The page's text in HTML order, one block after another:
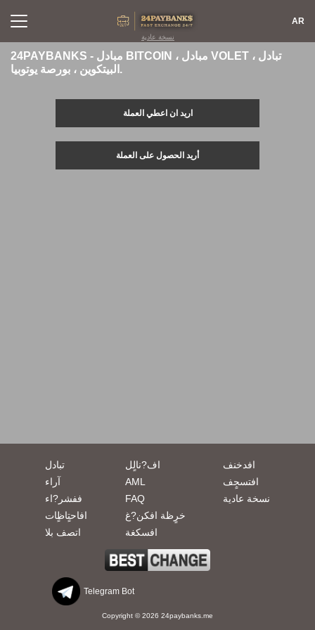
ففشر?اء
آراء
اف?نالٍل
FAQ
نسخة عادية
AR
24PAYBANKS - مبادل BITCOIN ، مبادل VOLET ، تبادل
البيتكوين ، بورصة يوتوبيا.
اريد ان اعطي العملة
أريد الحصول على العملة
Telegram Bot
Copyright © 2026 24paybanks.me
تبادل
آراء
ففشر?اء
افاحتٍاظٍات
اتصف بلا
اف?نالٍل
AML
FAQ
خرٍظة افكن?غ
افسكغة
افدخنف
افتسجٍف
نسخة عادية